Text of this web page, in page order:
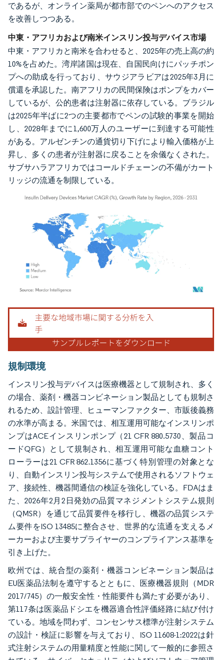
であるが、オンライン薬局が都市部でのペンへのアクセス
を改善しつつある。
中東・アフリカおよび南米インスリン投与デバイス市場
中東・アフリカと南米を合わせると、2025年の売上高の約
10%を占めた。湾岸諸国は現在、自国民向けにパッチポン
プへの助成を行っており、サウジアラビアは2025年3月に
償還を承認した。南アフリカの民間保険はポンプをカバー
しているが、公的患者は注射器に依存している。ブラジル
は2025年半ばに2つの主要都市でペンの試験的事業を開始
し、2028年までに1,600万人のユーザーに到達する可能性
がある。アルゼンチンの通貨切り下げにより輸入価格が上
昇し、多くの患者が注射器に戻ることを余儀なくされた。
サブサハラアフリカではコールドチェーンの不備がカート
リッジの流通を制限している。
画像 © Mordor Intelligence。再利用にはCC BY 4.0の表示が必要です。
規制環境
インスリン投与デバイスは医療機器として規制され、多く
の場合、薬剤・機器コンビネーション製品としても規制さ
れるため、設計管理、ヒューマンファクター、市販後義務
の水準が高まる。米国では、相互運用可能なインスリンポ
ンプはACEインスリンポンプ（21 CFR 880.5730、製品コ
ードQFG）として規制され、相互運用可能な血糖コント
ローラーは21 CFR 862.1356に基づく特別管理の対象とな
り、自動インスリン投与システムで使用されるソフトウェ
ア、接続性、機器間通信の検証を強化している。FDAはま
た、2026年2月2日発効の品質マネジメントシステム規則
（QMSR）を通じて品質要件を移行し、機器の品質システ
ム要件をISO 13485に整合させ、世界的な流通を支えるメ
ーカーおよび主要サプライヤーのコンプライアンス基準を
引き上げた。
欧州では、統合型の薬剤・機器コンビネーション製品は
EU医薬品法制を遵守するとともに、医療機器規則（MDR
2017/745）の一般安全性・性能要件も満たす必要があり、
第117条は医薬品ドシエを機器適合性評価経路に結び付け
ている。地域を問わず、コンセンサス標準が注射システム
の設計・検証に影響を与えており、ISO 11608-1:2022は針
式注射システムの用量精度と性能に関して一般的に参照さ